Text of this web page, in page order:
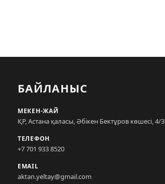
БАЙЛАНЫС
МЕКЕН-ЖАЙ
ҚР, Астана қаласы, Әбікен Бектұров көшесі, 4/3
ТЕЛЕФОН
+7 701 933 8520
EMAIL
aktan.yeltay@gmail.com